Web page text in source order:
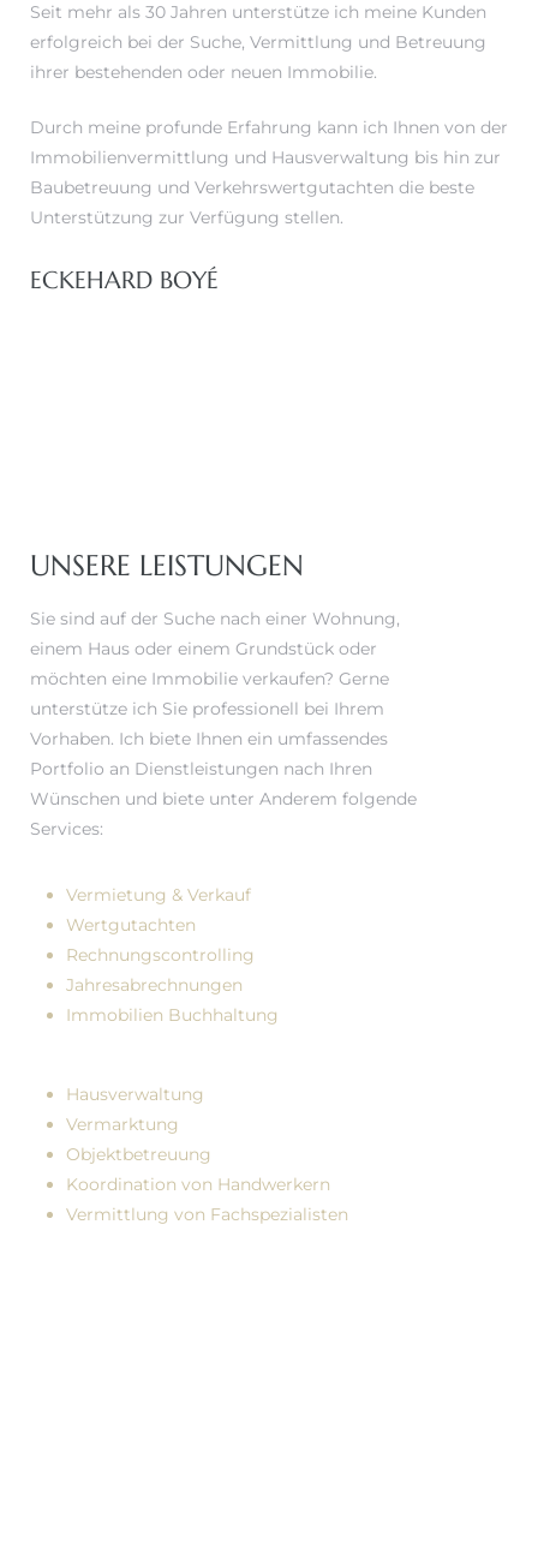
Seit mehr als 30 Jahren unterstütze ich meine Kunden
erfolgreich bei der Suche, Vermittlung und Betreuung
ihrer bestehenden oder neuen Immobilie.
Durch meine profunde Erfahrung kann ich Ihnen von der
Immobilienvermittlung und Hausverwaltung bis hin zur
Baubetreuung und Verkehrswertgutachten die beste
Unterstützung zur Verfügung stellen.
ECKEHARD BOYÉ
UNSERE LEISTUNGEN
Sie sind auf der Suche nach einer Wohnung,
einem Haus oder einem Grundstück oder
möchten eine Immobilie verkaufen? Gerne
unterstütze ich Sie professionell bei Ihrem
Vorhaben. Ich biete Ihnen ein umfassendes
Portfolio an Dienstleistungen nach Ihren
Wünschen und biete unter Anderem folgende
Services:
Vermietung & Verkauf
Wertgutachten
Rechnungscontrolling
Jahresabrechnungen
Immobilien Buchhaltung
Hausverwaltung
Vermarktung
Objektbetreuung
Koordination von Handwerkern
Vermittlung von Fachspezialisten